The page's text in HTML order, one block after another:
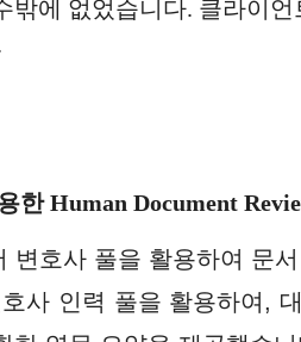
밖에 없었습니다. 클라이
한 Human Document
변호사 풀을 활용하여 문
사 인력 풀을 활용하여,